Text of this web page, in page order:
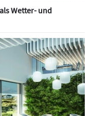
Wetter- und